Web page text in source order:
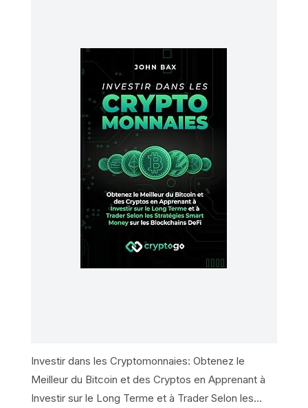
Investir dans les Cryptomonnaies: Obtenez le
Meilleur du Bitcoin et des Cryptos en Apprenant à
Investir sur le Long Terme et à Trader Selon les